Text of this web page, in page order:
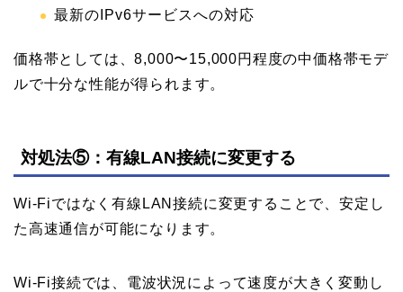
最新のIPv6サービスへの対応
価格帯としては、8,000〜15,000円程度の中価格帯モデ
ルで十分な性能が得られます。
対処法⑤：有線LAN接続に変更する
Wi-Fiではなく有線LAN接続に変更することで、安定し
た高速通信が可能になります。
Wi-Fi接続では、電波状況によって速度が大きく変動し